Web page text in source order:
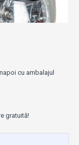
gratuită!
cu ambalajul